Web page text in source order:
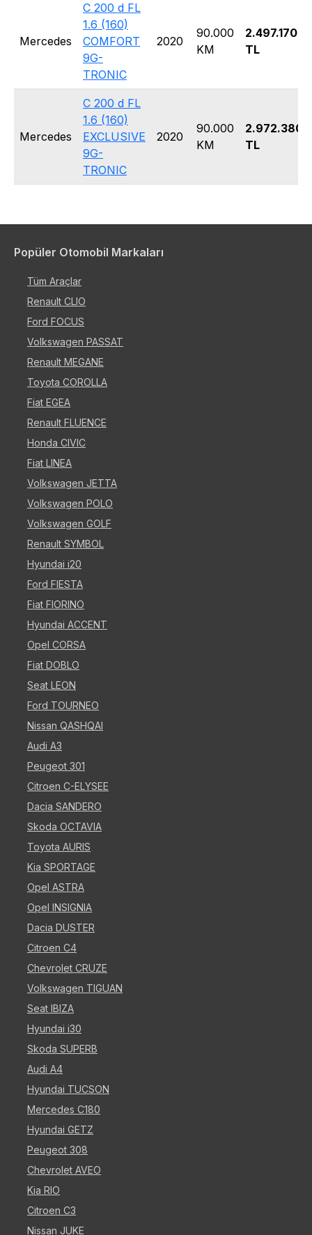
Mercedes
C 200 d FL
1.6 (160)
COMFORT
9G-
TRONIC
2020
90.000
KM
2.497.170
TL
Mercedes
C 200 d FL
1.6 (160)
EXCLUSIVE
9G-
TRONIC
2020
90.000
KM
2.972.380
TL
Popüler Otomobil Markaları
Tüm Araçlar
Renault CLIO
Ford FOCUS
Volkswagen PASSAT
Renault MEGANE
Toyota COROLLA
Fiat EGEA
Renault FLUENCE
Honda CIVIC
Fiat LINEA
Volkswagen JETTA
Volkswagen POLO
Volkswagen GOLF
Renault SYMBOL
Hyundai i20
Ford FIESTA
Fiat FIORINO
Hyundai ACCENT
Opel CORSA
Fiat DOBLO
Seat LEON
Ford TOURNEO
Nissan QASHQAI
Audi A3
Peugeot 301
Citroen C-ELYSEE
Dacia SANDERO
Skoda OCTAVIA
Toyota AURIS
Kia SPORTAGE
Opel ASTRA
Opel INSIGNIA
Dacia DUSTER
Citroen C4
Chevrolet CRUZE
Volkswagen TIGUAN
Seat IBIZA
Hyundai i30
Skoda SUPERB
Audi A4
Hyundai TUCSON
Mercedes C180
Hyundai GETZ
Peugeot 308
Chevrolet AVEO
Kia RIO
Citroen C3
Nissan JUKE